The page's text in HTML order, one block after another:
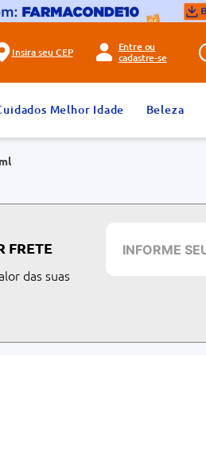
Insira seu CEP
Entre ou
cadastre-se
Melhor Idade Beleza
FRETE
das suas